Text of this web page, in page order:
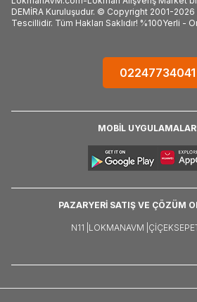
DEMİRA Kuruluşudur. © Copyright 2001-
Tescillidir. Tüm Hakları Saklıdır! %100Yerli -
02247734041
MOBİL
PAZARYERİ SATIŞ VE ÇÖZÜM
N11 | LOKMANAVM |